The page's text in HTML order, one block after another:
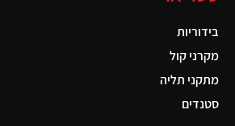
בידוריות
מקרני קול
מתקני תליה
סטנדים